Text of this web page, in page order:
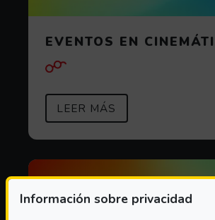
Información sobre privacidad
EVENTOS EN
LEER MÁS